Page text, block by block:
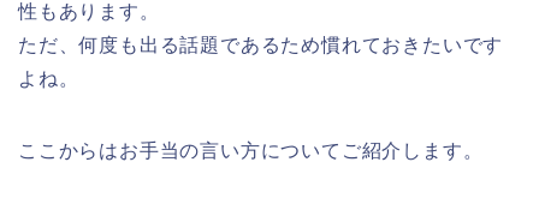
性もあります。
ただ、何度も出る話題であるため慣れておきたいです
よね。
ここからはお手当の言い方についてご紹介します。